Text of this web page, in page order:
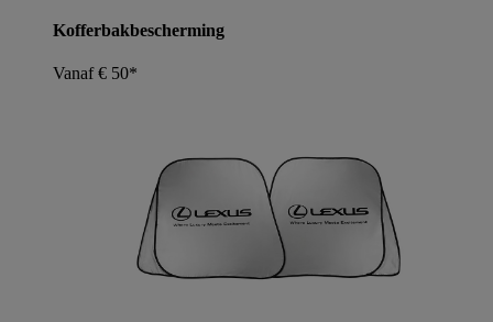
Kofferbakbescherming
Vanaf € 50*